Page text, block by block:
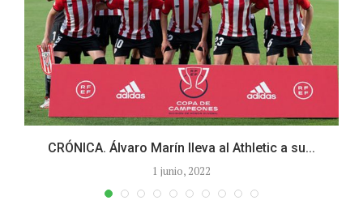
CRÓNICA. Álvaro Marín lleva al Athletic a su...
1 junio, 2022